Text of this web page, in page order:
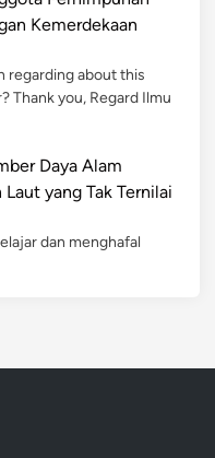
Kemerdekaan
regarding about this
Thank you, Regard Ilmu
Daya Alam
yang Tak Ternilai
dan menghafal